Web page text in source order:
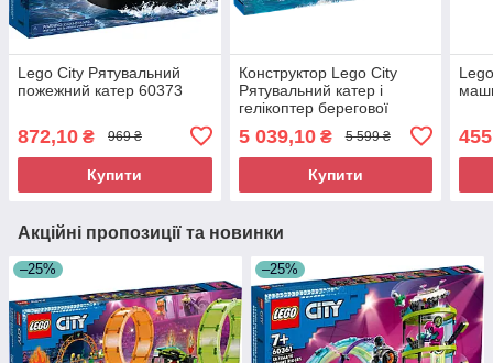
Lego City Рятувальний
пожежний катер 60373
872,10 ₴ 969 ₴
Купити
Конструктор Lego City
Рятувальний катер і
гелікоптер берегової
5 039,10₴ 5 599 ₴
Купити
Акційні пропозиції та новинки
–25% –25%